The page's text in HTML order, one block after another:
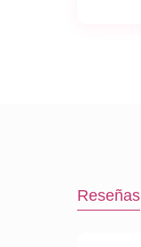
Reseñas